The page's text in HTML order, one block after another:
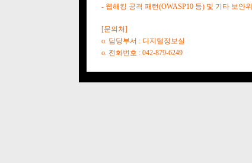
- 웹해킹 공격 패턴(OWASP10 등) 및 기타 보안
[문의처]
o. 담당부서 : 디지털정보실
o. 전화번호 : 042-879-6249